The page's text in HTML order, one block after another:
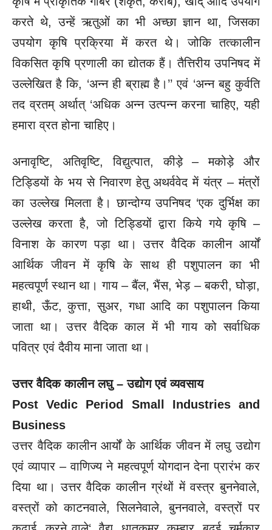
करते थे, उन्हें ऋतुओं का भी अच्छा ज्ञान था, जिसका
उपयोग कृषि प्रक्रिया में करत थे। जोकि तत्कालीन
विकसित कृषि प्रणाली का द्योतक हैं। तैत्तिरीय उपनिषद में
उल्लेखित है कि, ‘अन्न ही ब्राह्म है।’’ एवं ‘अन्न बहु कुर्वति
तद व्रतम् अर्थात् ‘अधिक अन्न उत्पन्न करना चाहिए, यही
हमारा व्रत होना चाहिए।
अनावृष्टि, अतिवृष्टि, विद्युत्पात, कीड़े – मकोड़े और
टिड्डियों के भय से निवारण हेतु अथर्ववेद में यंत्र – मंत्रों
का उल्लेख मिलता है। छान्दोग्य उपनिषद ‘एक दुर्भिक्ष का
उल्लेख करता है, जो टिड्डियों द्वारा किये गये कृषि –
विनाश के कारण पड़ा था। उत्तर वैदिक कालीन आर्यों
आर्थिक जीवन में कृषि के साथ ही पशुपालन का भी
महत्वपूर्ण स्थान था। गाय – बैंल, भैंस, भेड़ – बकरी, घोड़ा,
हाथी, ऊँट, कुत्ता, सुअर, गधा आदि का पशुपालन किया
जाता था। उत्तर वैदिक काल में भी गाय को सर्वाधिक
पवित्र एवं दैवीय माना जाता था।
उत्तर वैदिक कालीन लघु – उद्योग एवं व्यवसाय
Post Vedic Period Small Industries and
Business
उत्तर वैदिक कालीन आर्यों के आर्थिक जीवन में लघु उद्योग
एवं व्यापार – वाणिज्य ने महत्वपूर्ण योगदान देना प्रारंभ कर
दिया था। उत्तर वैदिक कालीन ग्रंथों में वस्त्र बुननेवाले,
वस्त्रों को काटनवाले, सिलनेवाले, बुननवाले, वस्त्रों पर